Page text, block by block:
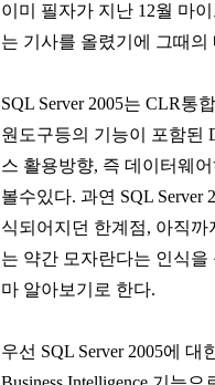
이미 필자가 지난 12월 마
는 기사를 올렸기에 그때
SQL Server 2005는 CLR통
원도구등의 기능이 포함된
스 활용방향, 즉 데이터웨
볼수있다. 과연 SQL Server
식되어지던 한계점, 아직
는 약간 모자란다는 인식
마 알아보기로 한다.
우선 SQL Server 2005에